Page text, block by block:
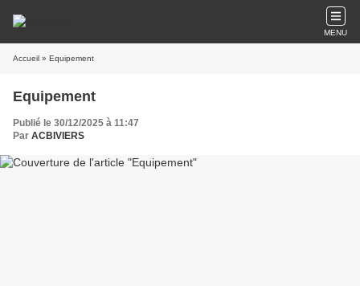
MENU
Accueil » Equipement
Equipement
Publié le 30/12/2025 à 11:47
Par ACBIVIERS